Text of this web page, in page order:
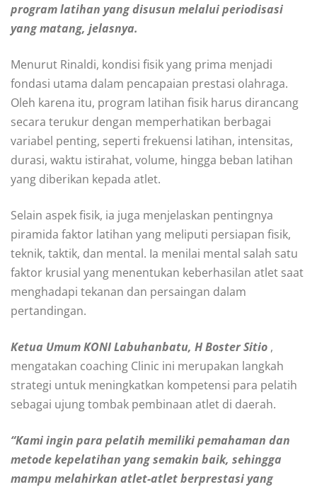
program latihan yang disusun melalui periodisasi
yang matang, jelasnya.
Menurut Rinaldi, kondisi fisik yang prima menjadi
fondasi utama dalam pencapaian prestasi olahraga.
Oleh karena itu, program latihan fisik harus dirancang
secara terukur dengan memperhatikan berbagai
variabel penting, seperti frekuensi latihan, intensitas,
durasi, waktu istirahat, volume, hingga beban latihan
yang diberikan kepada atlet.
Selain aspek fisik, ia juga menjelaskan pentingnya
piramida faktor latihan yang meliputi persiapan fisik,
teknik, taktik, dan mental. Ia menilai mental salah satu
faktor krusial yang menentukan keberhasilan atlet saat
menghadapi tekanan dan persaingan dalam
pertandingan.
Ketua Umum KONI Labuhanbatu, H Boster Sitio ,
mengatakan coaching Clinic ini merupakan langkah
strategi untuk meningkatkan kompetensi para pelatih
sebagai ujung tombak pembinaan atlet di daerah.
“Kami ingin para pelatih memiliki pemahaman dan
metode kepelatihan yang semakin baik, sehingga
mampu melahirkan atlet-atlet berprestasi yang